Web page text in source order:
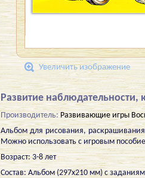
Увеличить изображение
Развитие
Производитель:Развивающие игры
Альбом для рисования,
Можно использовать с игровым
Возраст: 3-8 лет
Состав: Альбом (297х210 мм) с